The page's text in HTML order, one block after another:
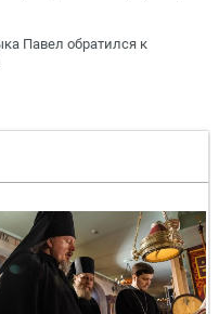
Павел обратился к